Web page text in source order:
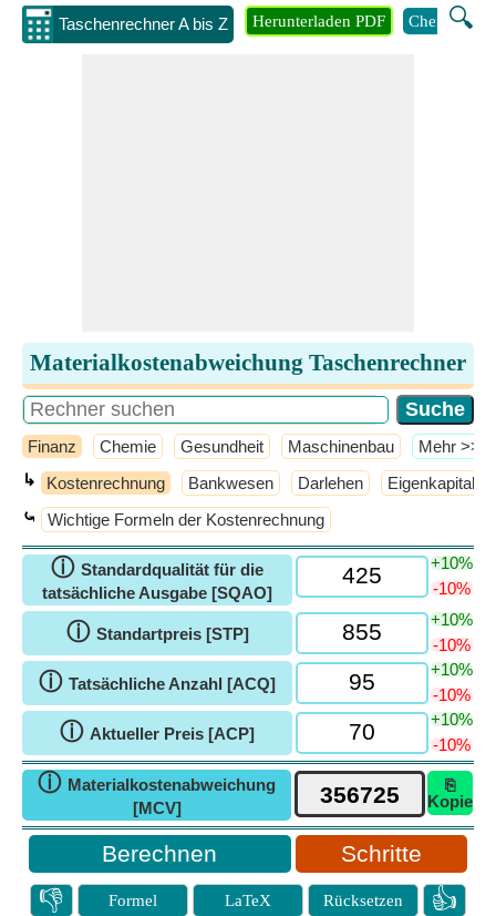
Taschenrechner A bis Z 🔍
Herunterladen PDF Chemie
Materialkostenabweichung Taschenrechner
Finanz Chemie Gesundheit Maschinenbau ​Mehr >>
↳ Kostenrechnung Bankwesen Darlehen Eigenkapital
⤿ Wichtige Formeln der Kostenrechnung
ⓘ Standardqualität für die
tatsächliche Ausgabe [SQAO]
+10%
-10%
ⓘ Standartpreis [STP]
+10%
-10%
ⓘ Tatsächliche Anzahl [ACQ]
+10%
-10%
ⓘ Aktueller Preis [ACP]
+10%
-10%
ⓘ Materialkostenabweichung
[MCV]
⎘
Kopie
Schritte
👎 Formel LaTeX Rücksetzen 👍